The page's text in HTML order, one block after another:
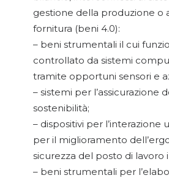
gestione della produzione o
fornitura (beni 4.0):
– beni strumentali il cui
controllato da sistemi
tramite opportuni sensori e
– sistemi per l’assicurazione
sostenibilità;
– dispositivi per l’interazione
per il miglioramento
sicurezza del posto di lavoro
– beni strumentali per